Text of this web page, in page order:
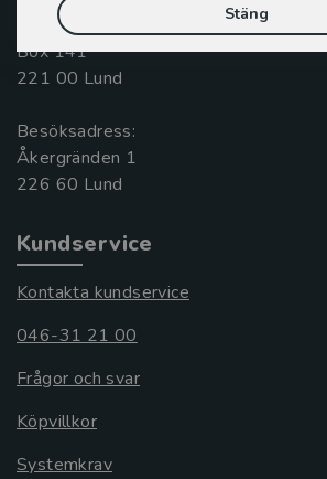
Stäng
Postadress:
Box 141
221 00 Lund
Besöksadress:
Åkergränden 1
Kundservice
Kontakta kundservice
046-31 21 00
Frågor och svar
Köpvillkor
Systemkrav